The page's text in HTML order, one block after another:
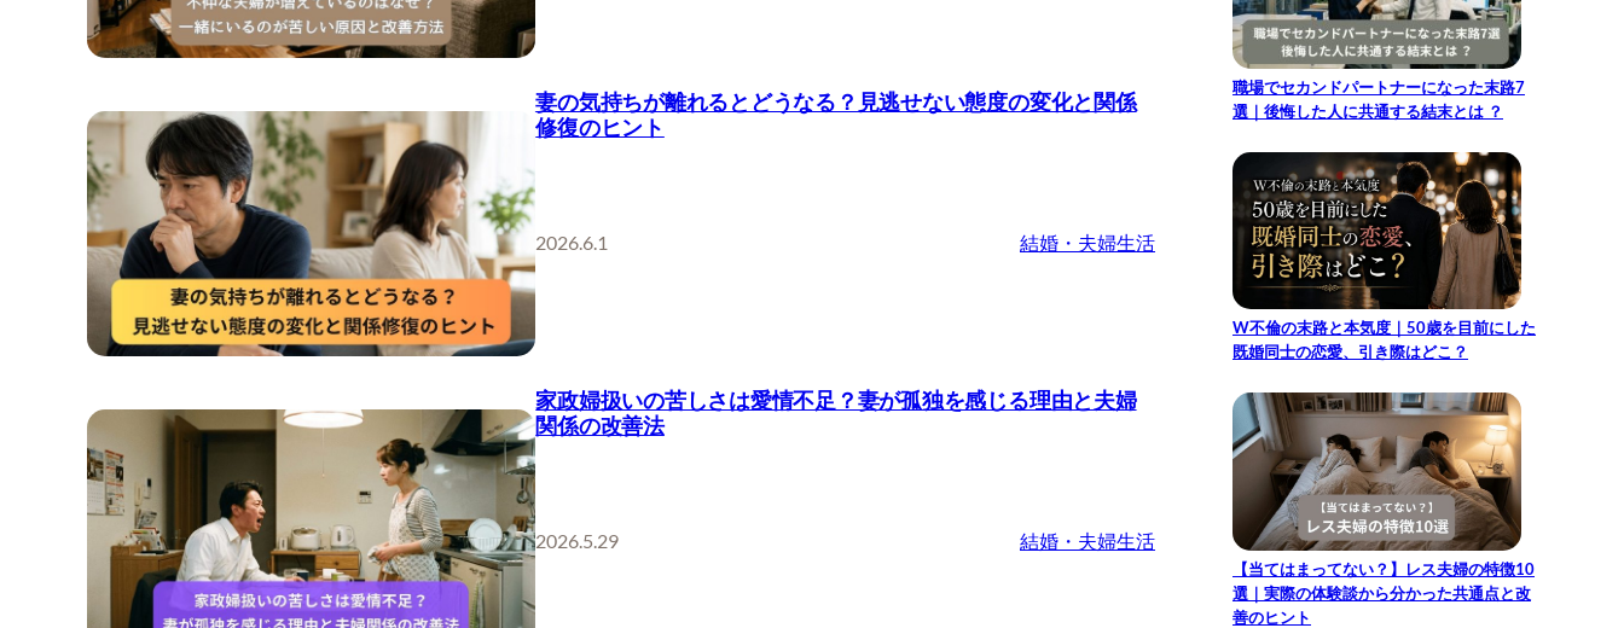
妻の気持ちが離れるとどうなる？見逃せない態度の変化と関係
修復のヒント
2026.6.1 結婚・夫婦生活
家政婦扱いの苦しさは愛情不足？妻が孤独を感じる理由と夫婦
関係の改善法
2026.5.29 結婚・夫婦生活
職場でセカンドパートナーになった末路7
選｜後悔した人に共通する結末とは ？
W不倫の末路と本気度｜50歳を目前にした
既婚同士の恋愛、引き際はどこ？
【当てはまってない？】レス夫婦の特徴10
選｜実際の体験談から分かった共通点と改
善のヒント